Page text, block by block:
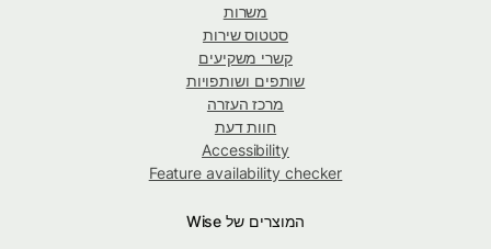
משרות
סטטוס שירות
קשרי משקיעים
שותפים ושותפויות
מרכז העזרה
חוות דעת
Accessibility
Feature availability checker
המוצרים של Wise